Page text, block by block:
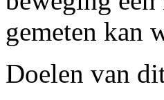
gemeten kan
Doelen van